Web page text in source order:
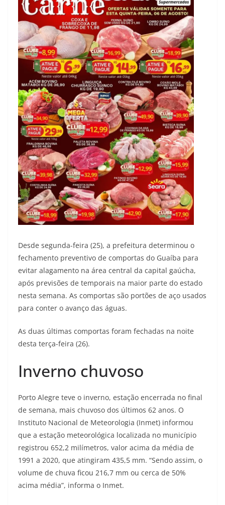
Desde segunda-feira (25), a prefeitura determinou o
fechamento preventivo de comportas do Guaíba para
evitar alagamento na área central da capital gaúcha,
após previsões de temporais na maior parte do estado
nesta semana. As comportas são portões de aço usados
para conter o avanço das águas.
As duas últimas comportas foram fechadas na noite
desta terça-feira (26).
Inverno chuvoso
Porto Alegre teve o inverno, estação encerrada no final
de semana, mais chuvoso dos últimos 62 anos. O
Instituto Nacional de Meteorologia (Inmet) informou
que a estação meteorológica localizada no município
registrou 652,2 milímetros, valor acima da média de
1991 a 2020, que atingiram 435,5 mm. “Sendo assim, o
volume de chuva ficou 216,7 mm ou cerca de 50%
acima média”, informa o Inmet.